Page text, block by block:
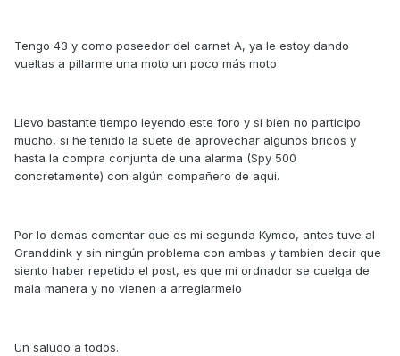
Tengo 43 y como poseedor del carnet A, ya le estoy dando
vueltas a pillarme una moto un poco más moto
Llevo bastante tiempo leyendo este foro y si bien no participo
mucho, si he tenido la suete de aprovechar algunos bricos y
hasta la compra conjunta de una alarma (Spy 500
concretamente) con algún compañero de aqui.
Por lo demas comentar que es mi segunda Kymco, antes tuve al
Granddink y sin ningún problema con ambas y tambien decir que
siento haber repetido el post, es que mi ordnador se cuelga de
mala manera y no vienen a arreglarmelo
Un saludo a todos.